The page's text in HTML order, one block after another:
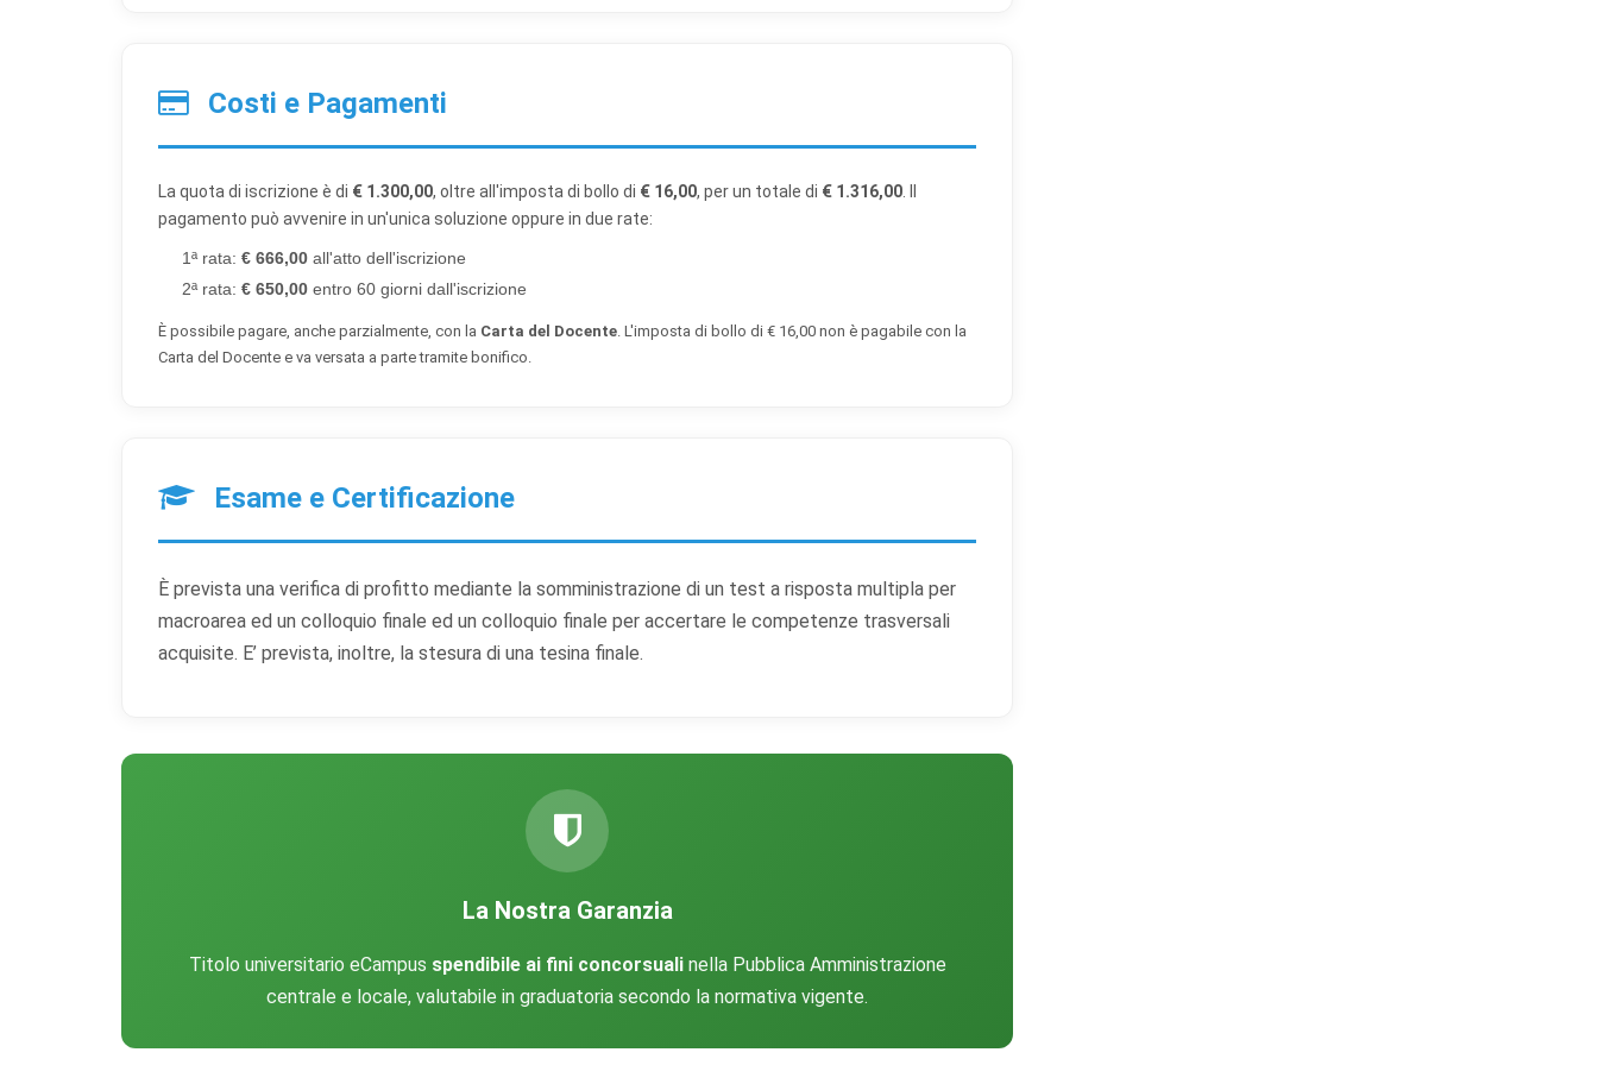
Costi e Pagamenti
La quota di iscrizione è di € 1.300,00, oltre all'imposta di bollo di € 16,00, per un totale di € 1.316,00
pagamento può avvenire in un'unica soluzione oppure in due rate:
1ª rata: € 666,00 all'atto dell'iscrizione
2ª rata: € 650,00 entro 60 giorni dall'iscrizione
È possibile pagare, anche parzialmente, con la Carta del Docente. L'imposta di bollo di € 16,00 non è pagabile con la
Carta del Docente e va versata a parte tramite bonifico.
Esame e Certificazione
È prevista una verifica di profitto mediante la somministrazione di un test a risposta multipla per
macroarea ed un colloquio finale ed un colloquio finale per accertare le competenze trasversali
acquisite. E’ prevista, inoltre, la stesura di una tesina finale.
La Nostra Garanzia
Titolo universitario eCampus spendibile ai fini concorsualinella Pubblica Amministrazione
centrale e locale, valutabile in graduatoria secondo la normativa vigente.